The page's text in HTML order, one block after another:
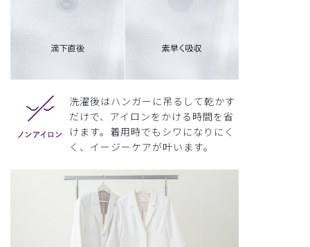
洗濯後はハンガーに吊るして乾かす
だけで、アイロンをかける時間を省
けます。着用時でもシワになりにく
く、イージーケアが叶います。